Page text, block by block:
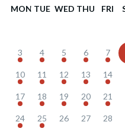
MON TUE WED THU FRI
3 4 5 6 7
10 11 12 13 14
17 18 19 20 21
24 25 26 27 28